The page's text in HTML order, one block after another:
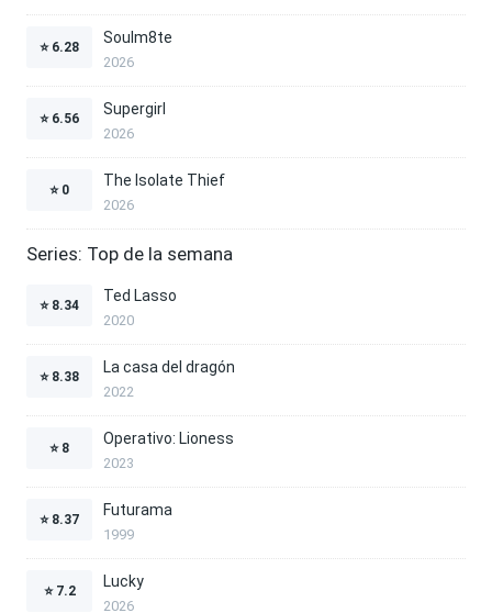
⭐ 6.28
Soulm8te
2026
⭐ 6.56
Supergirl
2026
⭐ 0
The Isolate Thief
2026
Series: Top de la semana
⭐ 8.34
Ted Lasso
2020
⭐ 8.38
La casa del dragón
2022
⭐ 8
Operativo: Lioness
2023
⭐ 8.37
Futurama
1999
⭐ 7.2
Lucky
2026